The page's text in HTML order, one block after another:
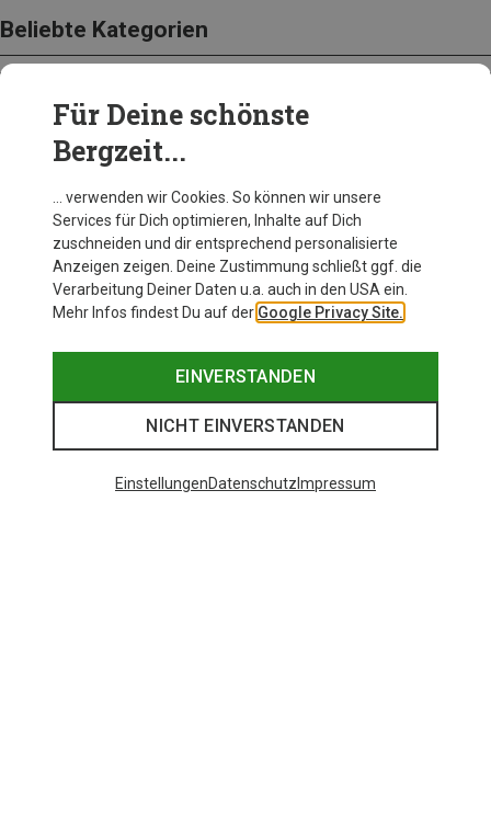
Beliebte Kategorien
BEKLEIDUNG
Für Deine schönste
Bergzeit...
… verwenden wir Cookies. So können wir unsere
Services für Dich optimieren, Inhalte auf Dich
zuschneiden und dir entsprechend personalisierte
Anzeigen zeigen. Deine Zustimmung schließt ggf. die
Verarbeitung Deiner Daten u.a. auch in den USA ein.
Mehr Infos findest Du auf der Google Privacy Site.
EINVERSTANDEN
NICHT EINVERSTANDEN
EinstellungenDatenschutz Impressum